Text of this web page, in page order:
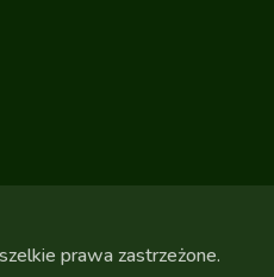
prawa zastrzeżone.